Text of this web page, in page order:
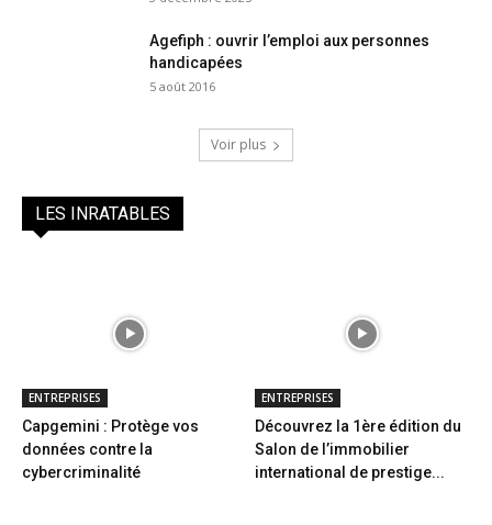
Agefiph : ouvrir l’emploi aux personnes
handicapées
5 août 2016
Voir plus
LES INRATABLES
ENTREPRISES
Capgemini : Protège vos
données contre la
cybercriminalité
ENTREPRISES
Découvrez la 1ère édition du
Salon de l’immobilier
international de prestige...